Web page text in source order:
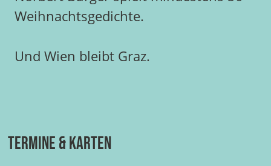
Weihnachtsgedichte.
Und Wien bleibt Graz.
Termine & Karten